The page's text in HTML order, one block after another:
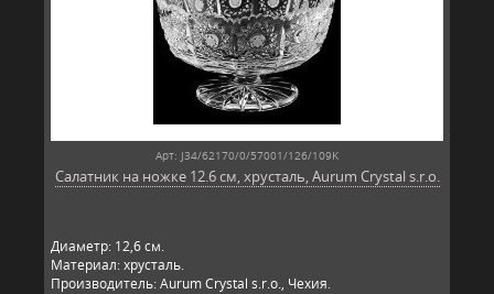
Арт: J34/62170/0/57001/126/109K
Салатник на ножке 12.6 см, хрусталь, Aurum Crystal s.r.o.
Диаметр: 12,6 см.
Материал: хрусталь.
Производитель: Aurum Crystal s.r.o., Чехия.